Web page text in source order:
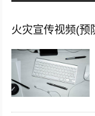
火灾宣传视频(预